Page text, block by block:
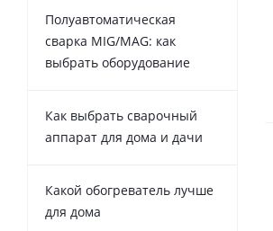
Полуавтоматическая
сварка MIG/MAG: как
выбрать оборудование
Как выбрать сварочный
аппарат для дома и дачи
Какой обогреватель лучше
для дома